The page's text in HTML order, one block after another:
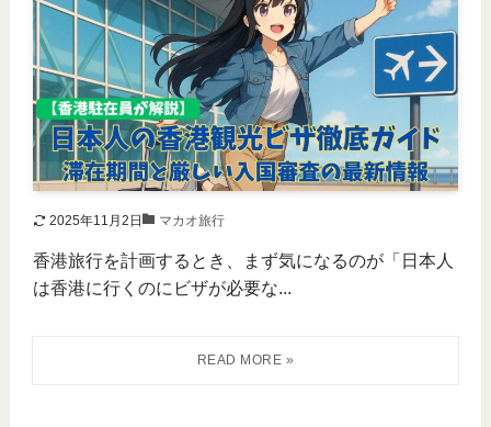
2025年11月2日 マカオ旅行
香港旅行を計画するとき、まず気になるのが「日本人
は香港に行くのにビザが必要な...